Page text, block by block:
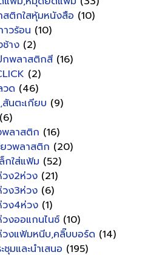
ติกใสหุ้มหนังสือ (10)
วร้อน (10)
าง (2)
กพลาสติกสี (16)
(2)
ด (46)
นตะเกียบ (9)
(6)
ลาสติก (16)
วพลาสติก (20)
กใส่แฟ้ม (52)
วง2ห่วง (21)
วง3ห่วง (6)
วง4ห่วง (1)
วงออแกนไนซ์ (10)
วงแฟ้มหนีบ,คลิ๊บบอร์ด (14)
มและนำเสนอ (195)